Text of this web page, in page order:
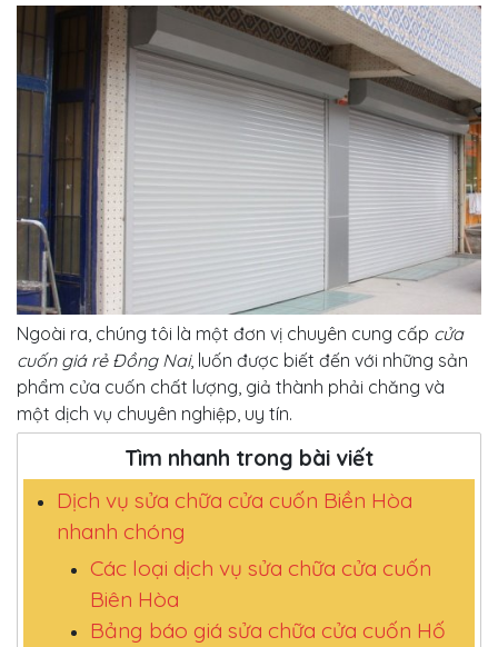
Ngoài ra, chúng tôi là một đơn vị chuyên cung cấp cửa
cuốn giá rẻ Đồng Nai, luốn được biết đến với những sản
phẩm cửa cuốn chất lượng, giả thành phải chăng và
một dịch vụ chuyên nghiệp, uy tín.
Tìm nhanh trong bài viết
Dịch vụ sửa chữa cửa cuốn Biền Hòa
nhanh chóng
Các loại dịch vụ sửa chữa cửa cuốn
Biên Hòa
Bảng báo giá sửa chữa cửa cuốn Hố